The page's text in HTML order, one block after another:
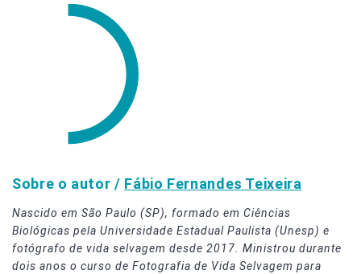
Sobre o autor / Fábio Fernandes Teixeira
Nascido em São Paulo (SP), formado em Ciências
Biológicas pela Universidade Estadual Paulista (Unesp) e
fotógrafo de vida selvagem desde 2017. Ministrou durante
dois anos o curso de Fotografia de Vida Selvagem para